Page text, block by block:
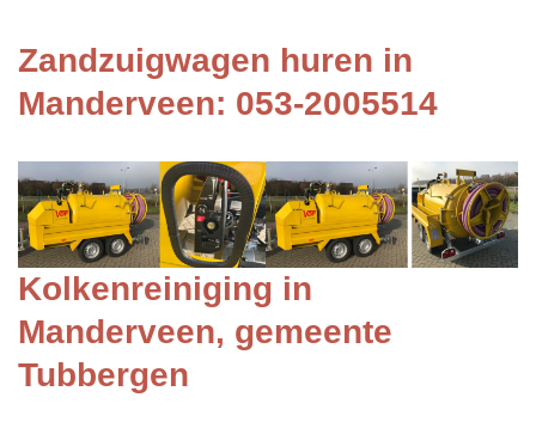
Zandzuigwagen huren in
Manderveen: 053-2005514
Kolkenreiniging in
Manderveen, gemeente
Tubbergen